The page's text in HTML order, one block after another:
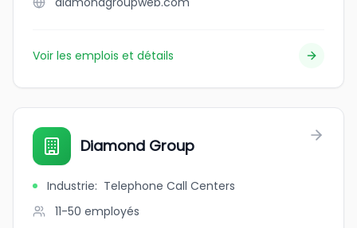
Voir les emplois et détails
Diamond Group
Industrie: Telephone Call Centers
11-50 employés